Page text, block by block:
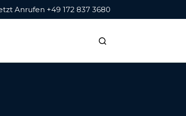
Anrufen +49 172 837 3680